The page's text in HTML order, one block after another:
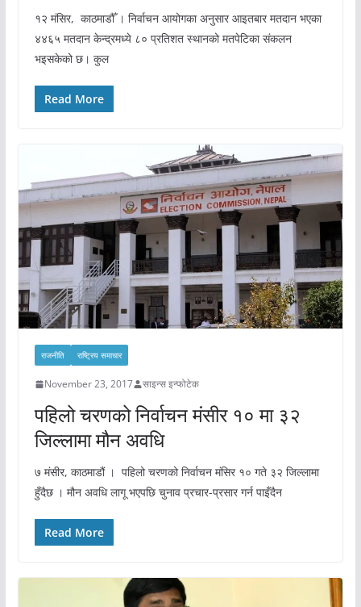
१२ मंसिर, काठमाडौँ । निर्वाचन आयोगका अनुसार आइतबार मतदान भएका
४४६५ मतदान केन्द्रमध्ये ८० प्रतिशत स्थानको मतपेटिका संकलन
भइसकेको छ। कुल
Read More
राजनीति राष्ट्रिय समाचार
November 23, 2017 साइन्स इन्फोटेक
पहिलो चरणको निर्वाचन मंसीर १० मा ३२
जिल्लामा मौन अवधि
७ मंसीर, काठमाडौं । पहिलो चरणको निर्वाचन मंसिर १० गते ३२ जिल्लामा
हुँदैछ । मौन अवधि लागू भएपछि चुनाव प्रचार-प्रसार गर्न पाइँदैन
Read More